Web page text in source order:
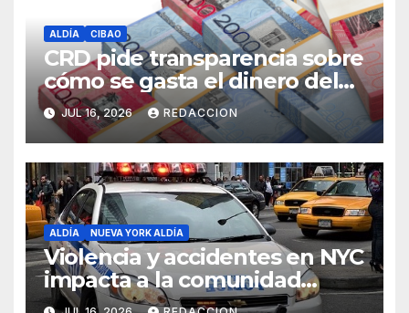
ALDÍA CIBAO
CRD pide transparencia sobre
cómo se gasta el dinero del
Seguro Familiar de Salud
JUL 16, 2026 REDACCION
ALDÍA NUEVA YORK ALDÍA
Violencia y accidentes en NYC
impacta a la comunidad
dominicana